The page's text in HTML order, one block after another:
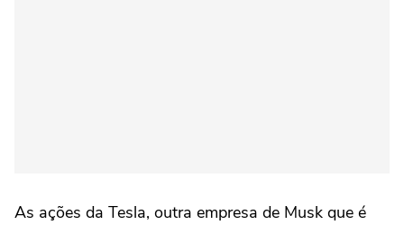
As ações da Tesla, outra empresa de Musk que é